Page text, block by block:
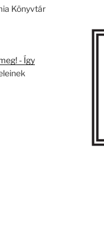
Könyvtár
- Így